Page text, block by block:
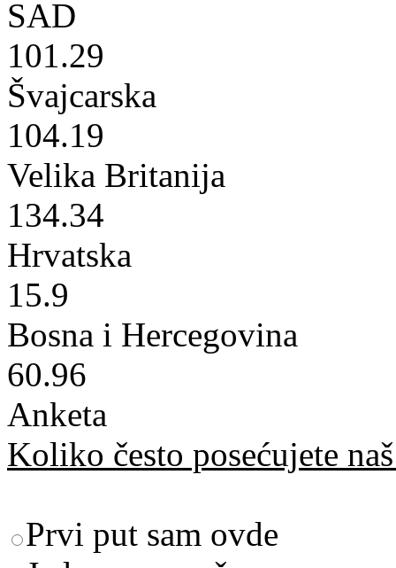
SAD
101.29
Švajcarska
104.19
Velika Britanija
134.34
Hrvatska
15.9
Bosna i Hercegovina
60.96
Anketa
Koliko često posećujete
Prvi put sam ovde